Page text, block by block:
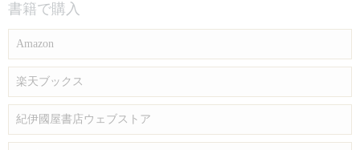
書籍で購入
Amazon
楽天ブックス
紀伊國屋書店ウェブストア